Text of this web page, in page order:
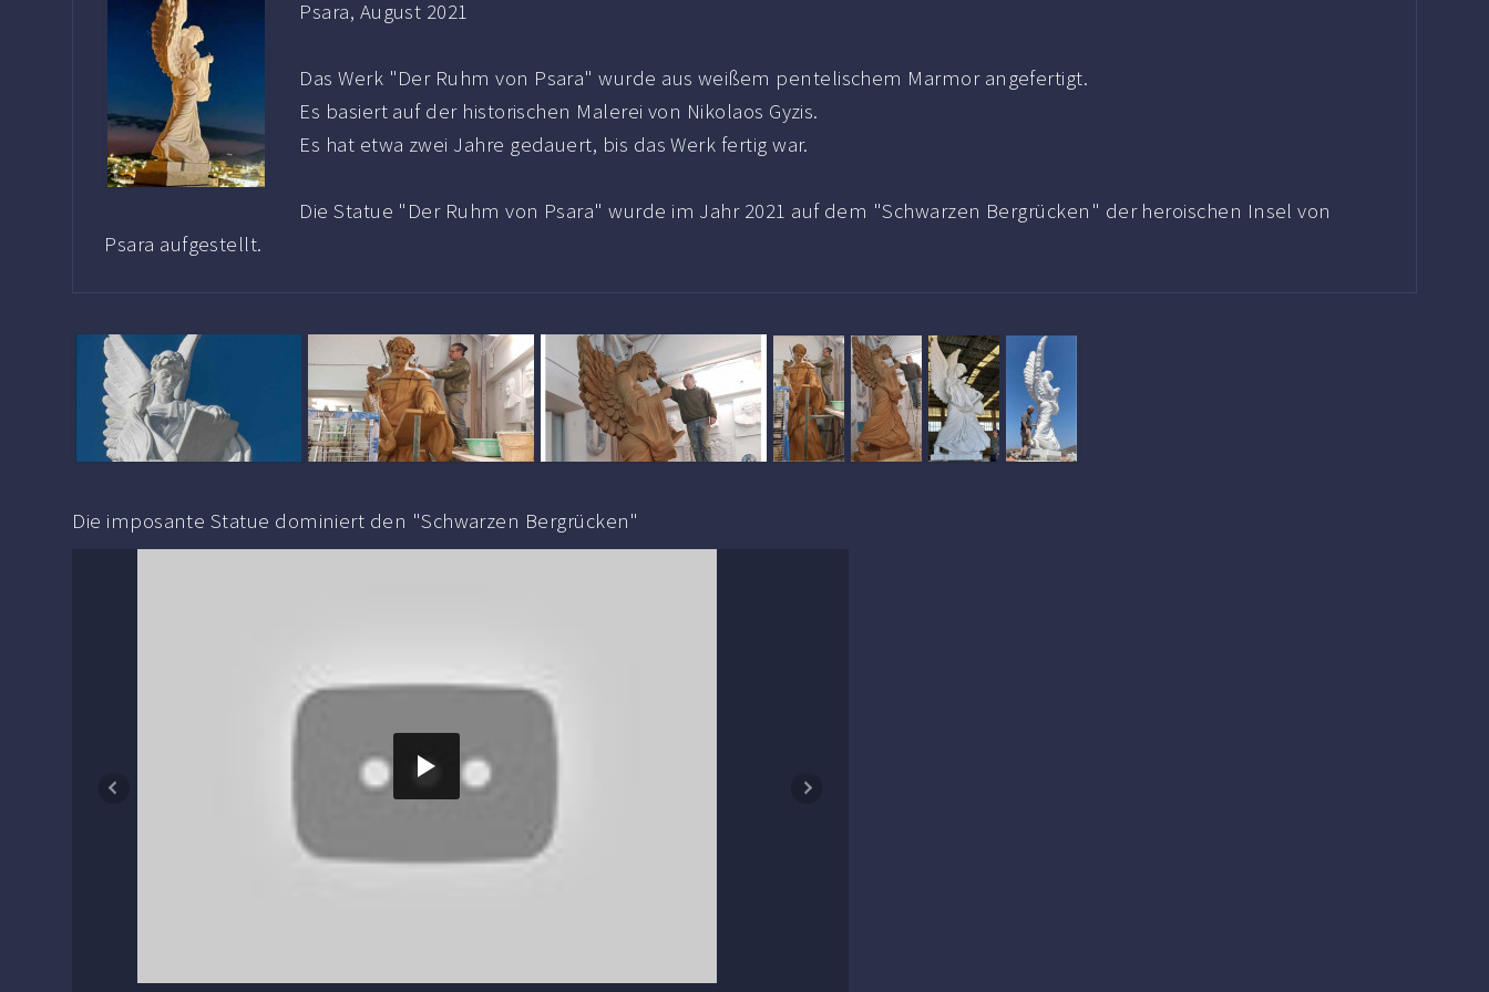
Psara, August 2021
Das Werk "Der Ruhm von Psara" wurde aus weißem pentelischem Marmor angefertigt.
Es basiert auf der historischen Malerei von Nikolaos Gyzis.
Es hat etwa zwei Jahre gedauert, bis das Werk fertig war.
Die Statue "Der Ruhm von Psara" wurde im Jahr 2021 auf dem "Schwarzen Bergrücken" der heroischen Insel von
Psara aufgestellt.
Die imposante Statue dominiert den "Schwarzen Bergrücken"